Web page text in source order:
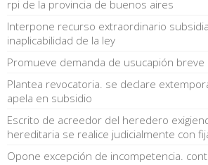
rpi de la provincia de buenos aires
Interpone recurso extraordinario
inaplicabilidad de la ley
Promueve demanda de usucapión breve
Plantea revocatoria. se declare
apela en subsidio
Escrito de acreedor del heredero
hereditaria se realice judicialmente con
Opone excepción de incompetencia.